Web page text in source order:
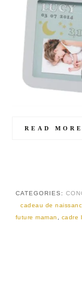
READ MORE
CATEGORIES:
cadeau de
future maman
cadre